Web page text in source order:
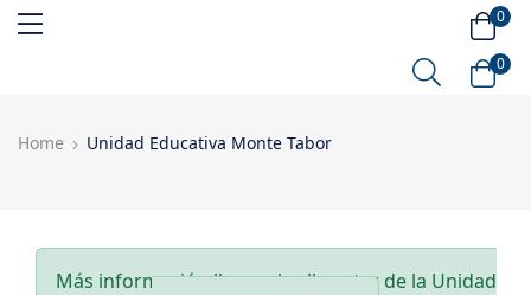
0
0
Home Unidad Educativa Monte Tabor
Más información llame al call center de la Unidad